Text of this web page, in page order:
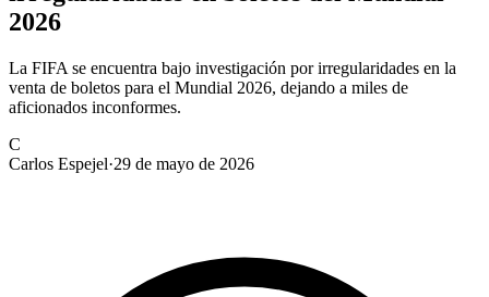
2026
La FIFA se encuentra bajo investigación por irregularidades en la
venta de boletos para el Mundial 2026, dejando a miles de
aficionados inconformes.
C
Carlos Espejel·29 de mayo de 2026